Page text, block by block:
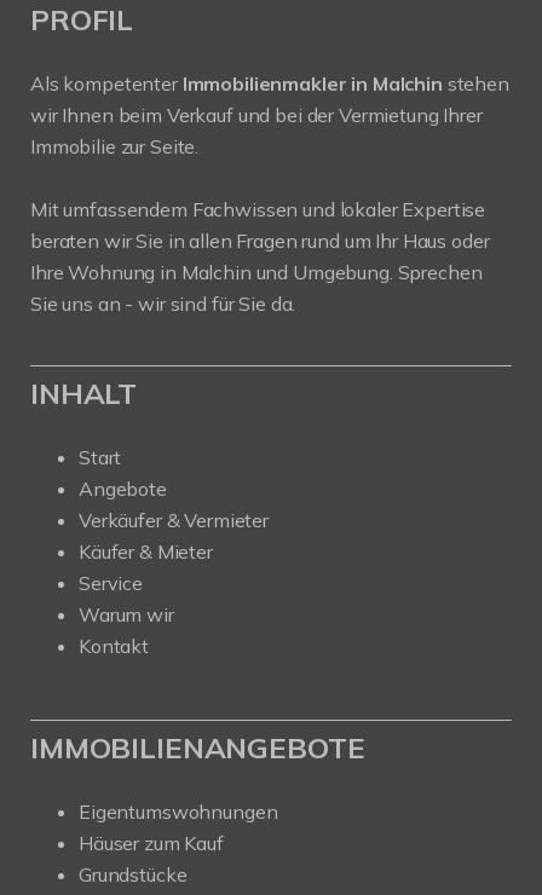
PROFIL
Als kompetenter Immobilienmakler in Malchin stehen
wir Ihnen beim Verkauf und bei der Vermietung Ihrer
Immobilie zur Seite.
Mit umfassendem Fachwissen und lokaler Expertise
beraten wir Sie in allen Fragen rund um Ihr Haus oder
Ihre Wohnung in Malchin und Umgebung. Sprechen
Sie uns an - wir sind für Sie da.
INHALT
Start
Angebote
Verkäufer & Vermieter
Käufer & Mieter
Service
Warum wir
Kontakt
IMMOBILIENANGEBOTE
Eigentumswohnungen
Häuser zum Kauf
Grundstücke